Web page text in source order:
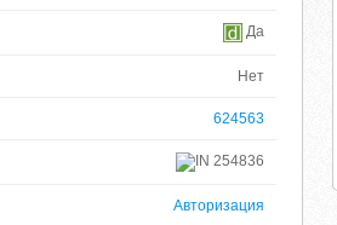
Да
Нет
624563
254836
Авторизация